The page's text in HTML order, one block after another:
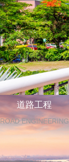
道路工程
ROAD ENGINEERING